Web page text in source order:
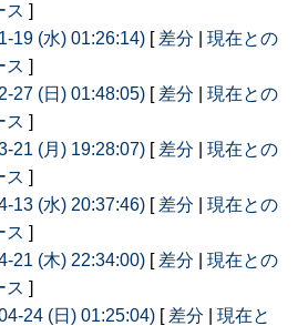
ス ]
19 (水) 01:26:14) [ 差分
現在との
ス ]
27 (日) 01:48:05) [ 差分
現在との
ス ]
21 (月) 19:28:07) [ 差分
現在との
ス ]
13 (水) 20:37:46) [ 差分
現在との
ス ]
21 (木) 22:34:00) [ 差分
現在との
ス ]
24 (日) 01:25:04) [ 差分
現在と